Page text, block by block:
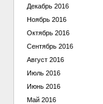
Декабрь 2016
Ноябрь 2016
Октябрь 2016
Сентябрь 2016
Август 2016
Июль 2016
Июнь 2016
Май 2016